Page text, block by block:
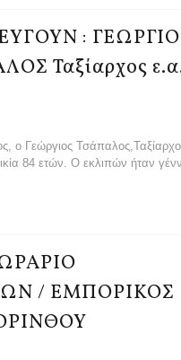
:
Ταξίαρχος
ο Γεώργιος
84 ετών. Ο εκλιπών ήταν
/ ΕΜΠΟΡΙΚΟΣ